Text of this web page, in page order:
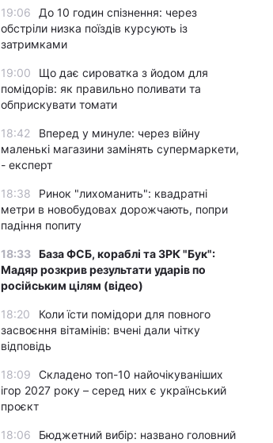
19:06
До 10 годин спізнення: через
обстріли низка поїздів курсують із
затримками
19:00
Що дає сироватка з йодом для
помідорів: як правильно поливати та
обприскувати томати
18:42
Вперед у минуле: через війну
маленькі магазини замінять супермаркети,
- експерт
18:38
Ринок "лихоманить": квадратні
метри в новобудовах дорожчають, попри
падіння попиту
18:33 База ФСБ, кораблі та ЗРК "Бук":
Мадяр розкрив результати ударів по
російським цілям (відео)
18:20
Коли їсти помідори для повного
засвоєння вітамінів: вчені дали чітку
відповідь
18:09
Складено топ-10 найочікуваніших
ігор 2027 року – серед них є український
проєкт
18:06
Бюджетний вибір: названо головний